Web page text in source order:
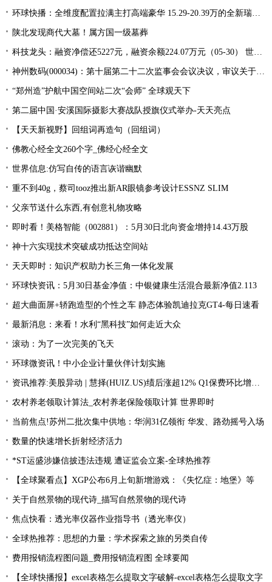
环球快播：全维度配置拉满主打高端豪华 15.29-20.39万的全新瑞虎9应该怎么买？
陕北发现商代大墓！属方国一级墓葬
科技龙头：融资净偿还5227元，融资余额224.07万元（05-30） 世界快看
神州数码(000034)：第十届第二十二次监事会会议决议，审议关于公司符合向不特定对象发行可转换公司债券条件的议案等多项议案 世界快报
“郑州造”护航中国空间站二次“会师” 全球观天下
第二届中国·安溪国际摄影大赛战队授旗仪式举办-天天亮点
【天天新视野】回组词再造句（回组词）
佛教心经全文260个字_佛经心经全文
世界信息:仿写自传的语言诙谐幽默
重不到40g，蔡司tooz推出新AR眼镜参考设计ESSNZ SLIM
父亲节送什么东西,有创意礼物攻略
即时看！美格智能（002881）：5月30日北向资金增持14.43万股
神十六实现技术突破成功抵达空间站
天天即时：知识产权助力长三角一体化发展
环球快资讯：5月30日基金净值：中银健康生活混合最新净值2.113
超大曲面屏+轿跑造型的个性之车 静态体验凯迪拉克GT4-每日速看
最新消息：来看！水利“黑科技”如何走近大众
滚动：为了一次完美的飞天
环球微资讯！中小企业计量伙伴计划实施
资讯推荐:美股异动 | 慧择(HUIZ.US)绩后涨超12% Q1保费环比增长33.4%
农村养老领取计算法_农村养老保险领取计算 世界即时
当前焦点!苏州二批次集中供地：华润31亿领衔 华发、路劲摇号入场
数量的快速增长折射经济活力
*ST运盛涉嫌信披违法违规 遭证监会立案-全球热推荐
【全球聚看点】XGP公布6月上旬新增游戏：《失忆症：地堡》等
关于自然景物的现代诗_描写自然景物的现代诗
焦点快看：透光率仪器作业指导书（透光率仪）
全球热推荐：思想的力量：学术探索之旅的另类自传
费用报销流程图问题_费用报销流程图 全球要闻
【全球快播报】excel表格怎么提取文字破解-excel表格怎么提取文字